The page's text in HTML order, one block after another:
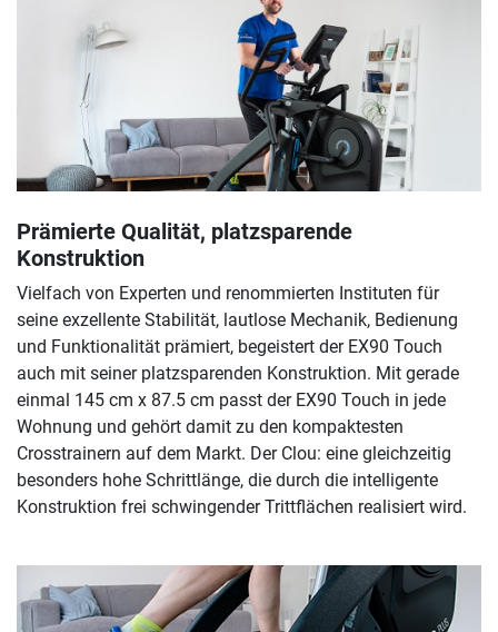
Prämierte Qualität, platzsparende
Konstruktion
Vielfach von Experten und renommierten Instituten für
seine exzellente Stabilität, lautlose Mechanik, Bedienung
und Funktionalität prämiert, begeistert der EX90 Touch
auch mit seiner platzsparenden Konstruktion. Mit gerade
einmal 145 cm x 87.5 cm passt der EX90 Touch in jede
Wohnung und gehört damit zu den kompaktesten
Crosstrainern auf dem Markt. Der Clou: eine gleichzeitig
besonders hohe Schrittlänge, die durch die intelligente
Konstruktion frei schwingender Trittflächen realisiert wird.